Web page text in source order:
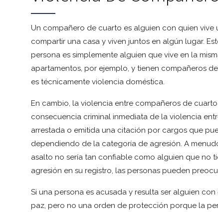
Un compañero de cuarto es alguien con quien
compartir una casa y viven juntos en algún lugar.
persona es simplemente alguien que vive en la
apartamentos, por ejemplo, y tienen compañeros
es técnicamente violencia doméstica.
En cambio, la violencia entre compañeros de
consecuencia criminal inmediata de la violencia
arrestada o emitida una citación por cargos que
dependiendo de la categoría de agresión. A
asalto no sería tan confiable como alguien que no
agresión en su registro, las personas pueden
Si una persona es acusada y resulta ser alguien
paz, pero no una orden de protección porque la